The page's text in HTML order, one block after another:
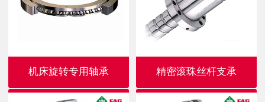
机床旋转专用轴承 精密滚珠丝杆支承